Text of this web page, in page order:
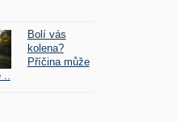
Bolí vás
kolena?
Příčina může